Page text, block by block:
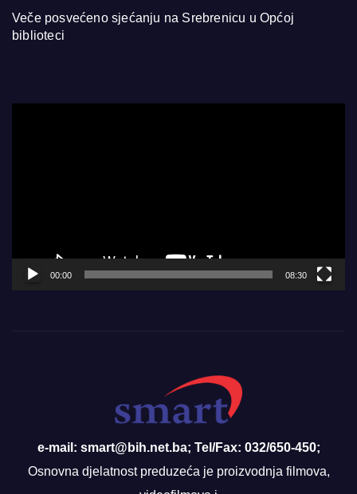
Veče posvećeno sjećanju na Srebrenicu u Općoj
biblioteci
00:00 08:30
e-mail: smart@bih.net.ba; Tel/Fax: 032/650-450;
Osnovna djelatnost preduzeća je proizvodnja filmova,